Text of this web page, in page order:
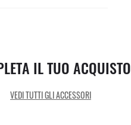
IL TUO ACQUISTO
VEDI TUTTI GLI ACCESSORI